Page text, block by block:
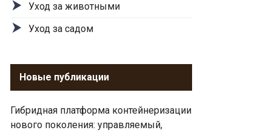
Уход за животными
Уход за садом
Новые публикации
Гибридная платформа контейнеризации
нового поколения: управляемый,